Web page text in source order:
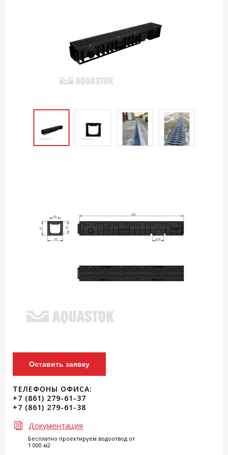
Оставить заявку
ТЕЛЕФОНЫ ОФИСА:
+7 (861) 279-61-37
+7 (861) 279-61-38
Документация
Бесплатно проектируем водоотвод от
1 000 м2